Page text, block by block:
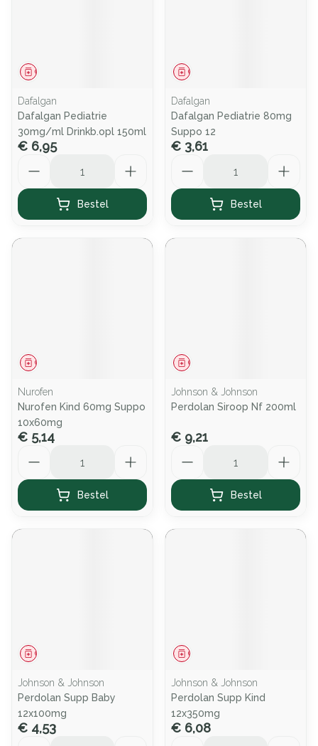
Geneesmiddel
Dafalgan
Dafalgan Pediatrie
30mg/ml Drinkb.opl 150ml
€ 6,95
Bestel
Geneesmiddel
Dafalgan
Dafalgan Pediatrie 80mg
Suppo 12
€ 3,61
Bestel
Geneesmiddel
Nurofen
Nurofen Kind 60mg Suppo
10x60mg
€ 5,14
Bestel
Geneesmiddel
Johnson & Johnson
Perdolan Siroop Nf 200ml
€ 9,21
Bestel
Geneesmiddel
Johnson & Johnson
Perdolan Supp Baby
12x100mg
€ 4,53
Geneesmiddel
Johnson & Johnson
Perdolan Supp Kind
12x350mg
€ 6,08